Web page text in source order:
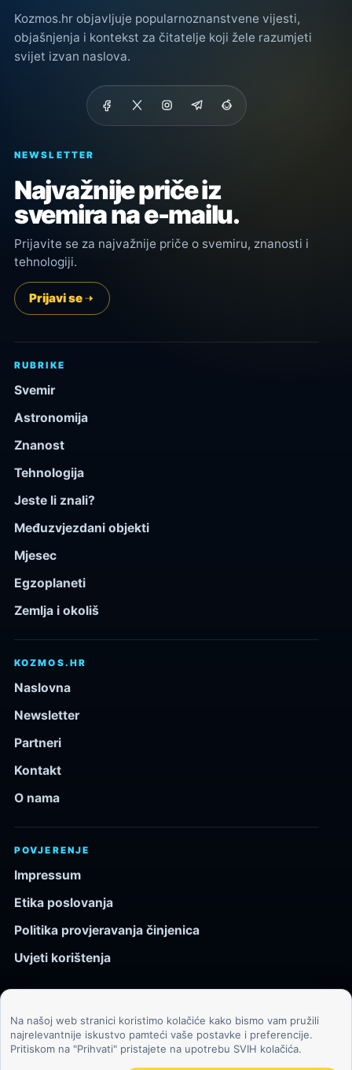
Kozmos.hr objavljuje popularnoznanstvene vijesti,
objašnjenja i kontekst za čitatelje koji žele razumjeti
svijet izvan naslova.
NEWSLETTER
Najvažnije priče iz
svemira na e-mailu.
Prijavite se za najvažnije priče o svemiru, znanosti i
tehnologiji.
Prijavi se
RUBRIKE
Svemir
Astronomija
Znanost
Tehnologija
Jeste li znali?
Međuzvjezdani objekti
Mjesec
Egzoplaneti
Zemlja i okoliš
KOZMOS.HR
Naslovna
Newsletter
Partneri
Kontakt
O nama
POVJERENJE
Impressum
Etika poslovanja
Politika provjeravanja činjenica
Uvjeti korištenja
© 2026 Kozmos.hr. Sva prava pridržana.
Svemir, znanost, tehnologija i velike ideje za znatiželjne
Na našoj web stranici koristimo kolačiće kako bismo vam pružili
najrelevantnije iskustvo pamteći vaše postavke i preferencije.
Pritiskom na "Prihvati" pristajete na upotrebu SVIH kolačića.